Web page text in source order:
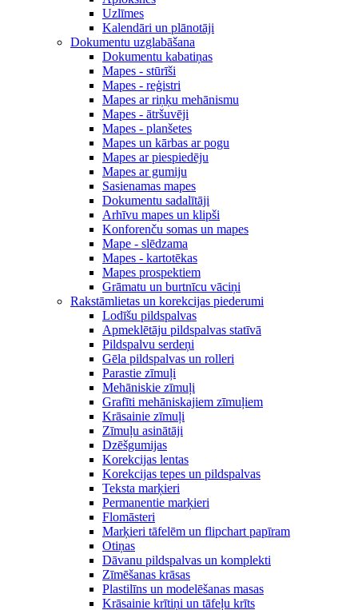
Uzlīmes
Kalendāri un plānotāji
Dokumentu uzglabāšana
Dokumentu kabatiņas
Mapes - stūrīši
Mapes - reģistri
Mapes ar riņķu mehānismu
Mapes - ātršuvēji
Mapes - planšetes
Mapes un kārbas ar pogu
Mapes ar piespiedēju
Mapes ar gumiju
Sasienamas mapes
Dokumentu sadalītāji
Arhīvu mapes un klipši
Konforenču somas un mapes
Mape - slēdzama
Mapes - kartotēkas
Mapes prospektiem
Grāmatu un burtnīcu vāciņi
Rakstāmlietas un korekcijas piederumi
Lodīšu pildspalvas
Apmeklētāju pildspalvas statīvā
Pildspalvu serdeņi
Gēla pildspalvas un rolleri
Parastie zīmuļi
Mehāniskie zīmuļi
Grafīti mehāniskajiem zīmuļiem
Krāsainie zīmuļi
Zīmuļu asinātāji
Dzēšgumijas
Korekcijas lentas
Korekcijas tepes un pildspalvas
Teksta marķieri
Permanentie marķieri
Flomāsteri
Marķieri tāfelēm un flipchart papīram
Otiņas
Dāvanu pildspalvas un komplekti
Zīmēšanas krāsas
Plastilīns un modelēšanas masas
Krāsainie krītiņi un tāfeļu krīts